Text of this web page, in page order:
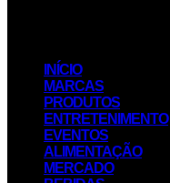
INÍCIO
MARCAS
PRODUTOS
ENTRETENIMENTO
EVENTOS
ALIMENTAÇÃO
MERCADO